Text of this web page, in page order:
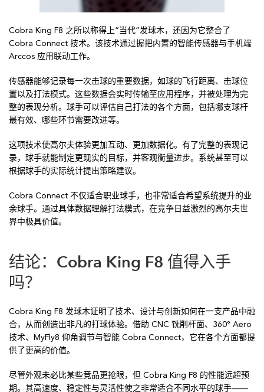
Cobra King F8 之所以称得上“当代”发球木，还因为它整合了
Cobra Connect 技术。该技术通过握把内置的智能传感器与手机端
Arccos 应用联动工作。
传感器能够记录每一次击球的重要数据，如球的飞行距离、击球位
置以及打法模式。这些数据会实时传输至应用程序，并被处理为完
整的表现分析。球手可以评估自己打法的各个方面，包括哪支球杆
最有效、哪些环节需要改进等。
这项技术使高尔夫体验更加互动、更加数据化。有了完整的表现记
录，球手就能制定更现实的目标，并客观衡量进步。系统甚至可以
根据球手的实际统计提出策略建议。
Cobra Connect 不仅适合职业球手，也非常适合希望系统提升的业
余球手。通过具体数据理解打法模式，在竞争日益激烈的高尔夫世
界中极具价值。
结论：Cobra King F8 值得入手
吗？
Cobra King F8 发球木证明了技术、设计与创新如何在一支产品中融
合，从而创造出非凡的打球体验。借助 CNC 铣削杆面、360° Aero
技术、MyFly8 仰角调节与智能 Cobra Connect，它在各个方面都提
供了更高的价值。
尽管外观未必比某些竞品更抢眼，但 Cobra King F8 的性能远超预
期。其高速度、稳定性与灵活性使之非常适合不同水平的球手——